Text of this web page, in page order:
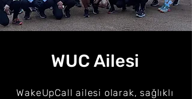
WUC Ailesi
WakeUpCall ailesi olarak, sağlıklı